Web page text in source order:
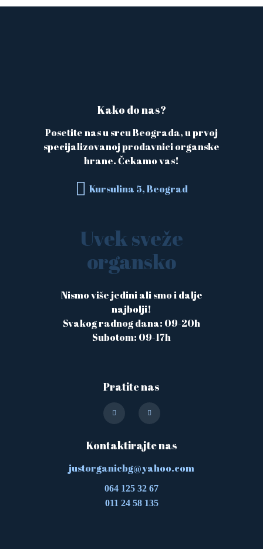
Kako do nas?
Posetite nas u srcu Beograda, u prvoj
specijalizovanoj prodavnici organske
hrane. Čekamo vas!
Kursulina 5, Beograd
Uvek sveže
organsko
Nismo više jedini ali smo i dalje
najbolji!
Svakog radnog dana: 09-20h
Subotom: 09-17h
Pratite nas
Kontaktirajte nas
justorganicbg@yahoo.com
064 125 32 67
011 24 58 135